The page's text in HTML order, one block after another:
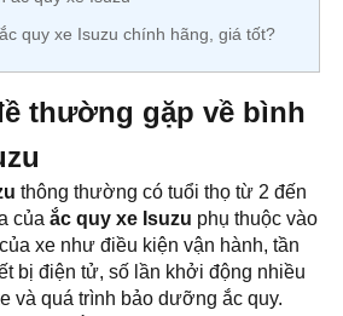
quy xe Isuzu chính hãng, giá tốt?
thường gặp về bình
thông thường có tuổi thọ từ 2 đến
của ắc quy xe Isuzu phụ thuộc vào
xe như điều kiện vận hành, tần
bị điện tử, số lần khởi động nhiều
và quá trình bảo dưỡng ắc quy.